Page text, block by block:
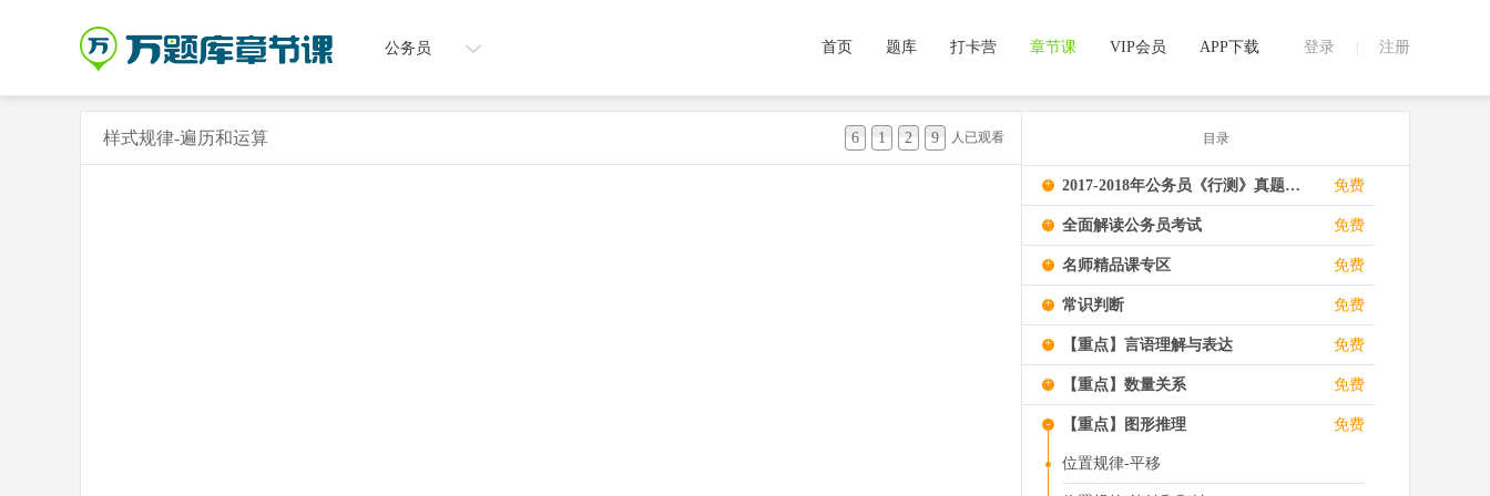
公务员 登录 注册
首页 题库 打卡营 章节课 VIP会员 APP下载
样式规律-遍历和运算 6 1 2 9 人已观看 目录
+ 2017-2018年公务员《行测》真题视频解析 免费
+ 全面解读公务员考试 免费
+ 名师精品课专区 免费
+ 常识判断 免费
+ 【重点】言语理解与表达 免费
+ 【重点】数量关系 免费
- 【重点】图形推理 免费
位置规律-平移